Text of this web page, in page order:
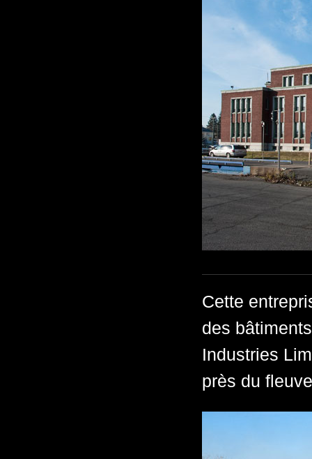
Cette
des
Industries
près du